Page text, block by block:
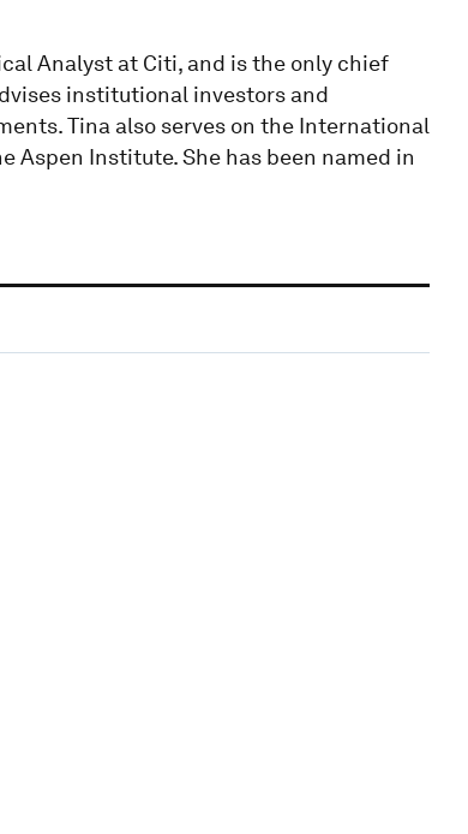
Analyst at Citi, and is the only chief
institutional investors and
Tina also serves on the International
Aspen Institute. She has been named in